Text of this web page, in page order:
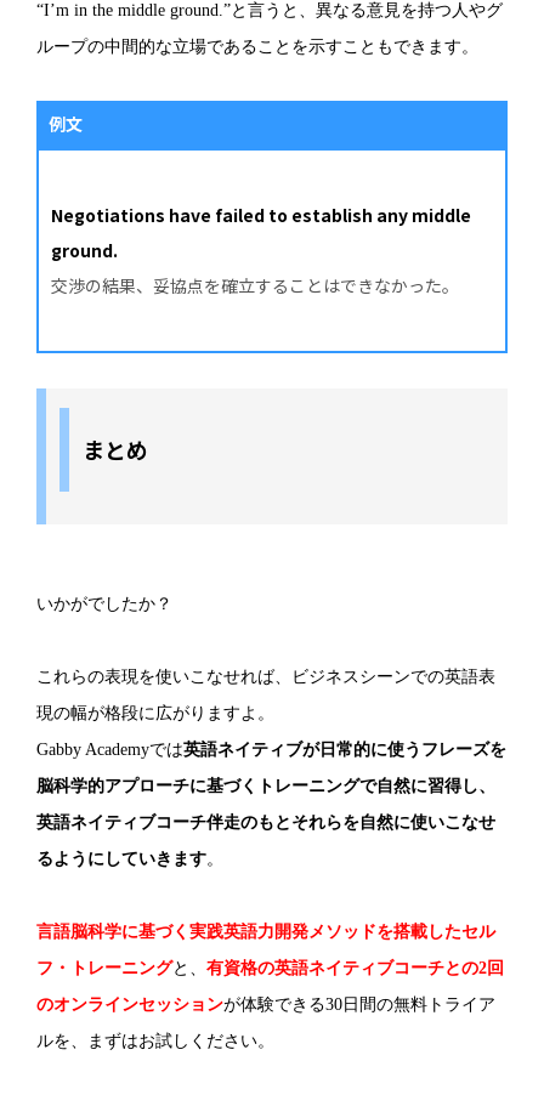
“I’m in the middle ground.”と言うと、異なる意見を持つ人やグ
ループの中間的な立場であることを示すこともできます。
例文
Negotiations have failed to establish any middle
ground.
交渉の結果、妥協点を確立することはできなかった。
まとめ
いかがでしたか？
これらの表現を使いこなせれば、ビジネスシーンでの英語表
現の幅が格段に広がりますよ。
Gabby Academyでは英語ネイティブが日常的に使うフレーズを
脳科学的アプローチに基づくトレーニングで自然に習得し、
英語ネイティブコーチ伴走のもとそれらを自然に使いこなせ
るようにしていきます。
言語脳科学に基づく実践英語力開発メソッドを搭載したセル
フ・トレーニングと、有資格の英語ネイティブコーチとの2回
のオンラインセッションが体験できる30日間の無料トライア
ルを、まずはお試しください。